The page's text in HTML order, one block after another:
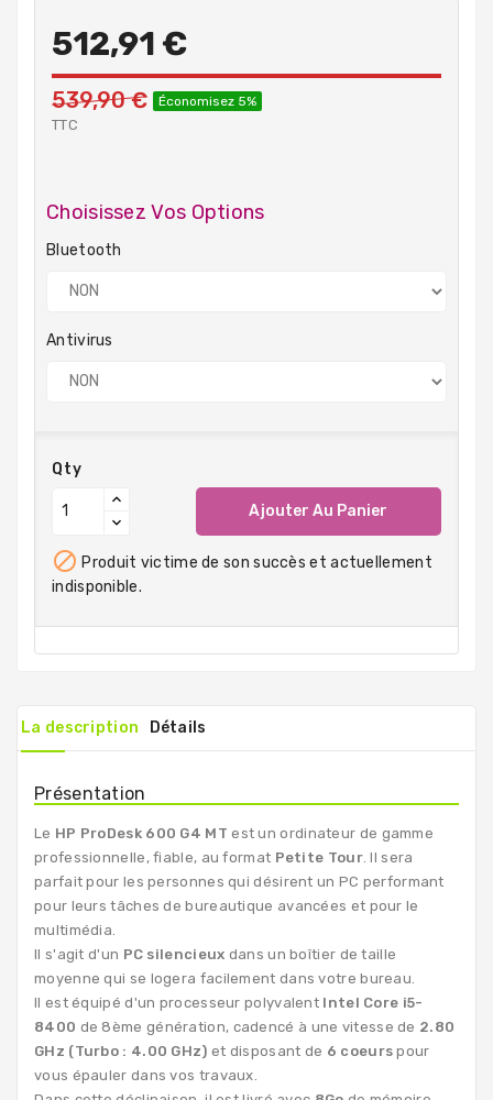
512,91 €
539,90 € Économisez 5%
TTC
Choisissez Vos Options
Bluetooth
Antivirus
Qty
Ajouter Au Panier
 Produit victime de son succès et actuellement
indisponible.
La description Détails
Présentation
Le HP ProDesk 600 G4 MT est un ordinateur de gamme
professionnelle, fiable, au format Petite Tour. Il sera
parfait pour les personnes qui désirent un PC performant
pour leurs tâches de bureautique avancées et pour le
multimédia.
Il s'agit d'un PC silencieux dans un boîtier de taille
moyenne qui se logera facilement dans votre bureau.
Il est équipé d'un processeur polyvalent Intel Core i5-
8400 de 8ème génération, cadencé à une vitesse de 2.80
GHz (Turbo : 4.00 GHz) et disposant de 6 coeurs pour
vous épauler dans vos travaux.